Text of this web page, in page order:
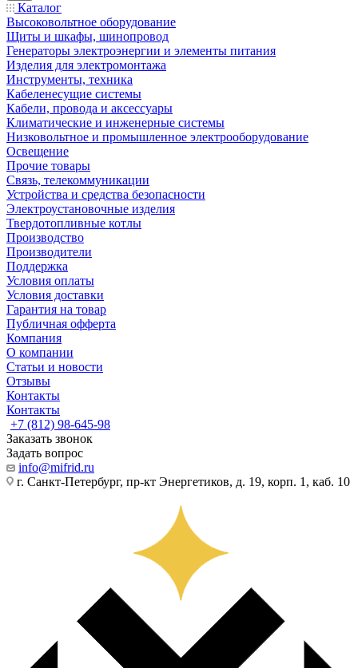
Каталог
Высоковольтное оборудование
Щиты и шкафы, шинопровод
Генераторы электроэнергии и элементы питания
Изделия для электромонтажа
Инструменты, техника
Кабеленесущие системы
Кабели, провода и аксессуары
Климатические и инженерные системы
Низковольтное и промышленное электрооборудование
Освещение
Прочие товары
Связь, телекоммуникации
Устройства и средства безопасности
Электроустановочные изделия
Твердотопливные котлы
Производство
Производители
Поддержка
Условия оплаты
Условия доставки
Гарантия на товар
Публичная офферта
Компания
О компании
Статьи и новости
Отзывы
Контакты
Контакты
+7 (812) 98-645-98
Заказать звонок
Задать вопрос
info@mifrid.ru
г. Санкт-Петербург, пр-кт Энергетиков, д. 19, корп. 1, каб. 10